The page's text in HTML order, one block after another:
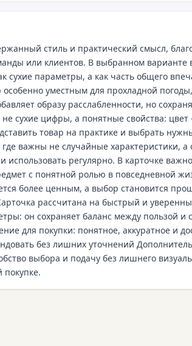
стиль и практический смысл,
или клиентов. В выбранном
сухие параметры, а как часть общего
особенно уместным для прохладной
образу расслабленности, но
сухие цифры, а понятные свойства:
товар на практике и выбрать
где важны не случайные
использовать регулярно. В карточке
с понятной ролью в повседневной
более ценным, а выбор становится
рассчитана на быстрый и
он сохраняет баланс между пользой и
для покупки: понятное, аккуратное и
без лишних уточнений
выбора и подачу без лишнего
покупке.